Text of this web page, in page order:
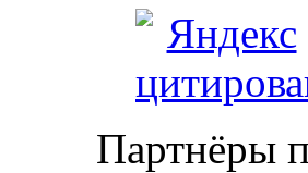
Партнёры